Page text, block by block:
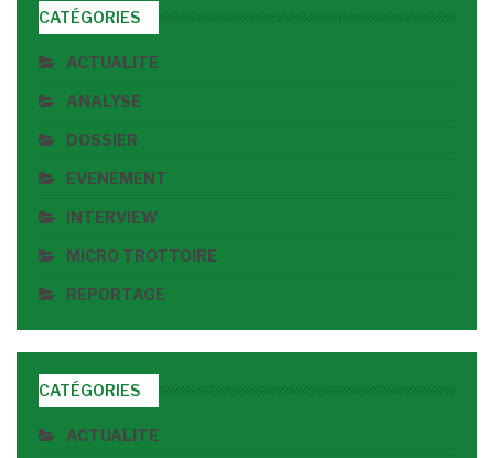
CATÉGORIES
ACTUALITE
ANALYSE
DOSSIER
EVENEMENT
INTERVIEW
MICRO TROTTOIRE
REPORTAGE
CATÉGORIES
ACTUALITE